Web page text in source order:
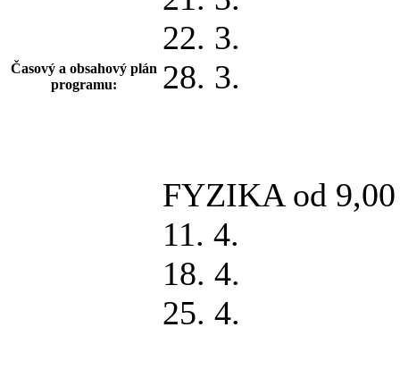
Časový a obsahový plán
programu:
22. 3.
28. 3.
FYZIKA od
11. 4.
18. 4.
25. 4.